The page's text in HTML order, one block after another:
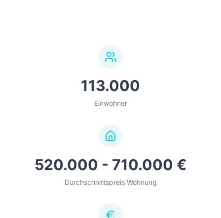
113.000
Einwohner
520.000 - 710.000 €
Durchschnittspreis Wohnung